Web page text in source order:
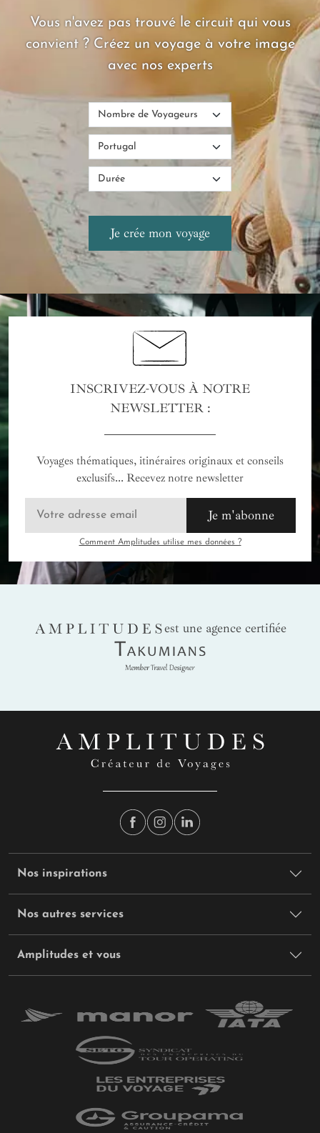
Vous n'avez pas trouvé le circuit qui vous
convient ? Créez un voyage à votre image
avec nos experts
INSCRIVEZ-VOUS À NOTRE
NEWSLETTER :
Voyages thématiques, itinéraires originaux et conseils
exclusifs... Recevez notre newsletter
Je m'abonne
Comment Amplitudes utilise mes données ?
AMPLITUDES
est une agence certifiée
Takumians
Nos inspirations
Nos autres services
Amplitudes et vous